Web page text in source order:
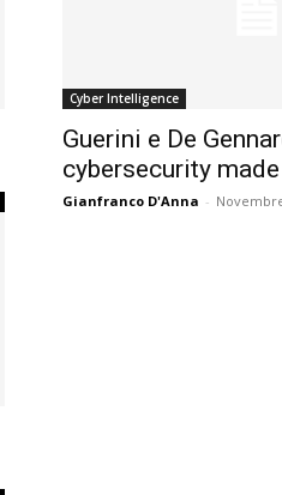
Cyber Intelligence
Guerini e De
cybersecurity
Gianfranco D'Anna -